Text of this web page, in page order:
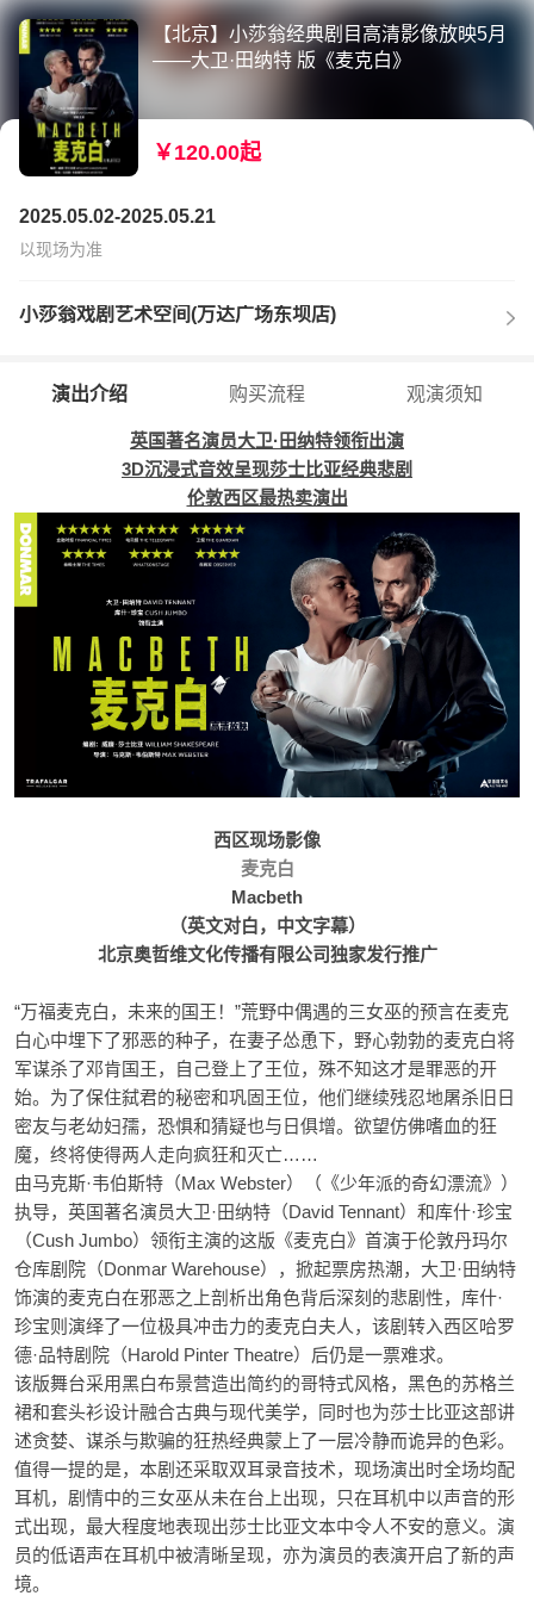
【北京】小莎翁经典剧目高清影像放映5月
——大卫·田纳特 版《麦克白》
￥120.00起
2025.05.02-2025.05.21
以现场为准
小莎翁戏剧艺术空间(万达广场东坝店)
演出介绍 购买流程 观演须知
英国著名演员大卫·田纳特领衔出演
3D沉浸式音效呈现莎士比亚经典悲剧
伦敦西区最热卖演出
西区现场影像
麦克白
Macbeth
（英文对白，中文字幕）
北京奥哲维文化传播有限公司独家发行推广
“万福麦克白，未来的国王！”荒野中偶遇的三女巫的预言在麦克
白心中埋下了邪恶的种子，在妻子怂恿下，野心勃勃的麦克白将
军谋杀了邓肯国王，自己登上了王位，殊不知这才是罪恶的开
始。为了保住弑君的秘密和巩固王位，他们继续残忍地屠杀旧日
密友与老幼妇孺，恐惧和猜疑也与日俱增。欲望仿佛嗜血的狂
魔，终将使得两人走向疯狂和灭亡……
由马克斯·韦伯斯特（Max Webster）（《少年派的奇幻漂流》）
执导，英国著名演员大卫·田纳特（David Tennant）和库什·珍宝
（Cush Jumbo）领衔主演的这版《麦克白》首演于伦敦丹玛尔
仓库剧院（Donmar Warehouse），掀起票房热潮，大卫·田纳特
饰演的麦克白在邪恶之上剖析出角色背后深刻的悲剧性，库什·
珍宝则演绎了一位极具冲击力的麦克白夫人，该剧转入西区哈罗
德·品特剧院（Harold Pinter Theatre）后仍是一票难求。
该版舞台采用黑白布景营造出简约的哥特式风格，黑色的苏格兰
裙和套头衫设计融合古典与现代美学，同时也为莎士比亚这部讲
述贪婪、谋杀与欺骗的狂热经典蒙上了一层冷静而诡异的色彩。
值得一提的是，本剧还采取双耳录音技术，现场演出时全场均配
耳机，剧情中的三女巫从未在台上出现，只在耳机中以声音的形
式出现，最大程度地表现出莎士比亚文本中令人不安的意义。演
员的低语声在耳机中被清晰呈现，亦为演员的表演开启了新的声
境。